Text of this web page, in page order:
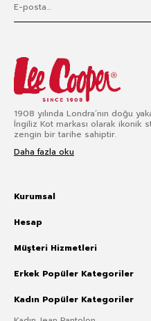
1908 yılında Londra’nın doğu
İngiliz Kot markası olarak ikonik
zengin bir tarihe sahiptir.
Daha fazla oku
Kurumsal
Hesap
Müşteri Hizmetleri
Erkek Popüler Kategoriler
Kadın Popüler Kategoriler